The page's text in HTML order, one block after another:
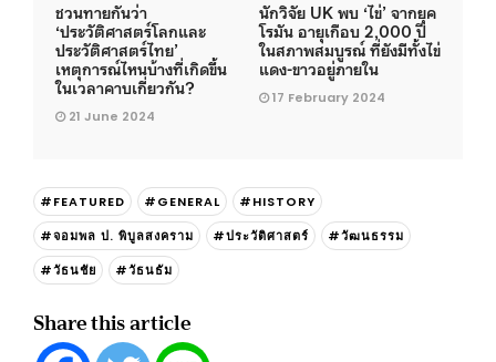
ชวนทายกันว่า
‘ประวัติศาสตร์โลกและ
ประวัติศาสตร์ไทย’
เหตุการณ์ไหนบ้างที่เกิดขึ้น
ในเวลาคาบเกี่ยวกัน?
21 June 2024
นักวิจัย UK พบ ‘ไข่’ จากยุค
โรมัน อายุเกือบ 2,000 ปี
ในสภาพสมบูรณ์ ที่ยังมีทั้งไข่
แดง-ขาวอยู่ภายใน
17 February 2024
#FEATURED #GENERAL
#HISTORY
#จอมพล ป. พิบูลสงคราม
#ประวัติศาสตร์
#วัฒนธรรม
#วัธนชัย
#วัธนธัม
Share this article